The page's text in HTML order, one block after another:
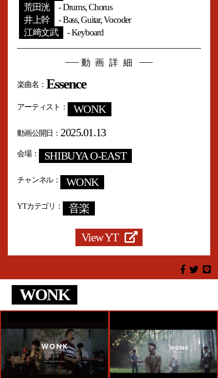
荒田洸
- Drums, Chorus
井上幹
- Bass, Guitar, Vocoder
江﨑文武
- Keyboard
動画詳細
楽曲名 Essence
アーティスト WONK
動画公開日 2025.01.13
会場 SHIBUYA O-EAST
チャンネル WONK
YTカテゴリ 音楽
View YT
WONK